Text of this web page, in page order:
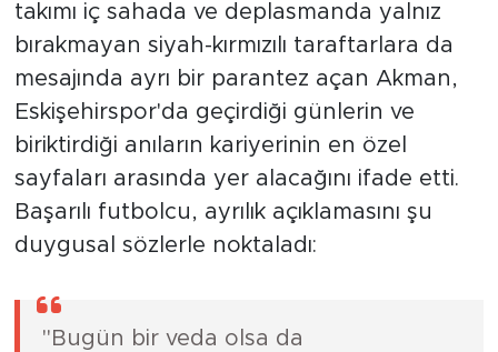
takımı iç sahada ve deplasmanda yalnız
bırakmayan siyah-kırmızılı taraftarlara da
mesajında ayrı bir parantez açan Akman,
Eskişehirspor'da geçirdiği günlerin ve
biriktirdiği anıların kariyerinin en özel
sayfaları arasında yer alacağını ifade etti.
Başarılı futbolcu, ayrılık açıklamasını şu
duygusal sözlerle noktaladı:
"Bugün bir veda olsa da